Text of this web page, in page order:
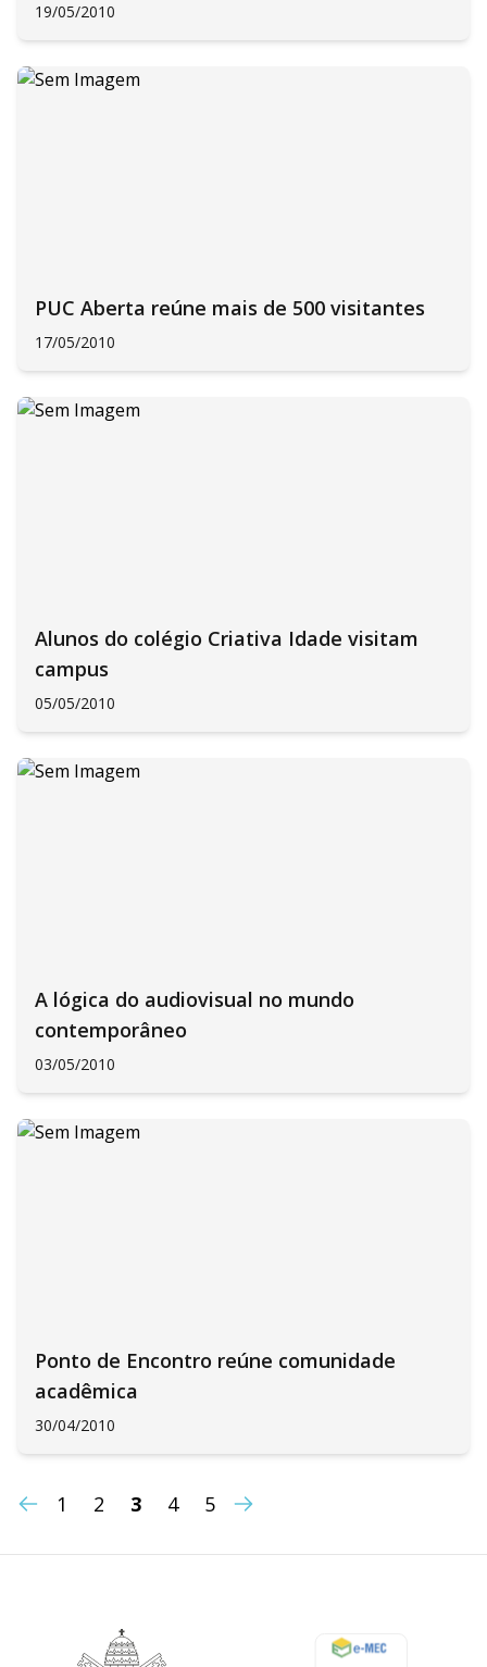
19/05/2010
PUC Aberta reúne mais de 500 visitantes
17/05/2010
Alunos do colégio Criativa Idade visitam
campus
05/05/2010
A lógica do audiovisual no mundo
contemporâneo
03/05/2010
Ponto de Encontro reúne comunidade
acadêmica
30/04/2010
1 2 3 4 5